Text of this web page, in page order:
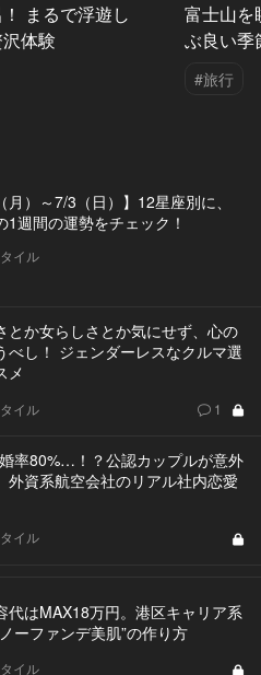
まるで浮遊し
体験
富士山を
ぶ良い季
#旅行
月）～7/3（日）】12星座別に、
1週間の運勢をチェック！
イル
とか女らしさとか気にせず、心の
べし！ ジェンダーレスなクルマ選
メ
イル 1
率80%…！？公認カップルが意外
外資系航空会社のリアル社内恋愛
イル
代はMAX18万円。港区キャリア系
ーファンデ美肌”の作り方
イル